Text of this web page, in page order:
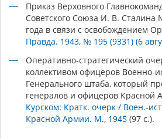
Приказ Верховного
Советского Союза И. В. Сталина
года в связи с освобождением
Правда. 1943, № 195 (9331) (6
Оперативно-стратегический
коллективом офицеров Военно-
Генерального штаба, который
генералов и офицеров Красной
Курском: Кратк. очерк / Воен.-
Красной Армии. М., 1945 (97 с.).